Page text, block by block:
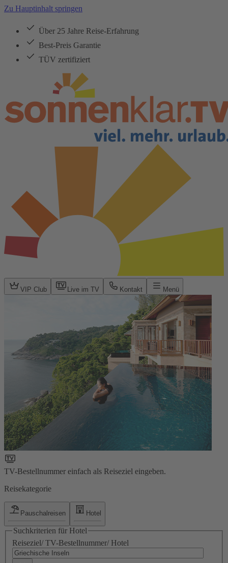
Zu Hauptinhalt springen
Über 25 Jahre Reise-Erfahrung
Best-Preis Garantie
TÜV zertifiziert
VIP Club Live im TV Kontakt Menü
TV-Bestellnummer einfach als Reiseziel eingeben.
Reisekategorie
Pauschalreisen Hotel
Suchkriterien für Hotel
Reiseziel/ TV-Bestellnummer/ Hotel